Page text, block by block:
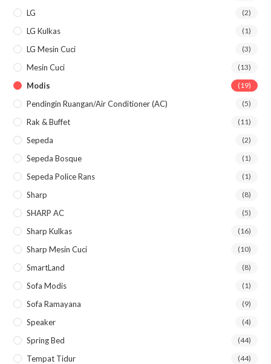
LG (2)
LG Kulkas (1)
LG Mesin Cuci (3)
Mesin Cuci (13)
Modis (19)
Pendingin Ruangan/Air Conditioner (AC) (5)
Rak & Buffet (11)
Sepeda (2)
Sepeda Bosque (1)
Sepeda Police Rans (1)
Sharp (8)
SHARP AC (5)
Sharp Kulkas (16)
Sharp Mesin Cuci (10)
SmartLand (8)
Sofa Modis (1)
Sofa Ramayana (9)
Speaker (4)
Spring Bed (44)
Tempat Tidur (44)